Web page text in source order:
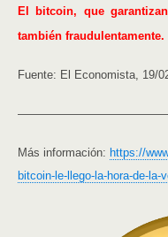
El bitcoin, que
también fraudulentamente.
Fuente: El Economista, 19/
Más información: https://
bitcoin-le-llego-la-hora-de-la-